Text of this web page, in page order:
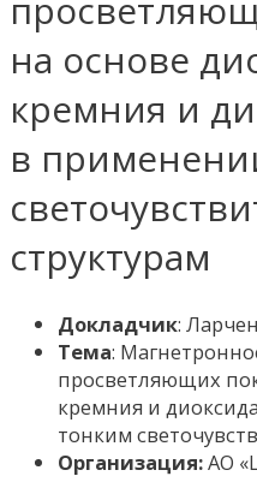
на основе
кремния и
в
структурам
Докладчик:
Тема:
просветляющих
кремния и
тонким
Организация:АО